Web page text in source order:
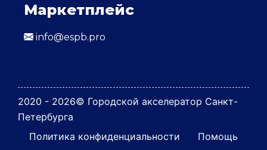
Маркетплейс
info@espb.pro
2020 - 2026© Городской акселератор Санкт-
Петербурга
Политика конфиденциальности
Помощь